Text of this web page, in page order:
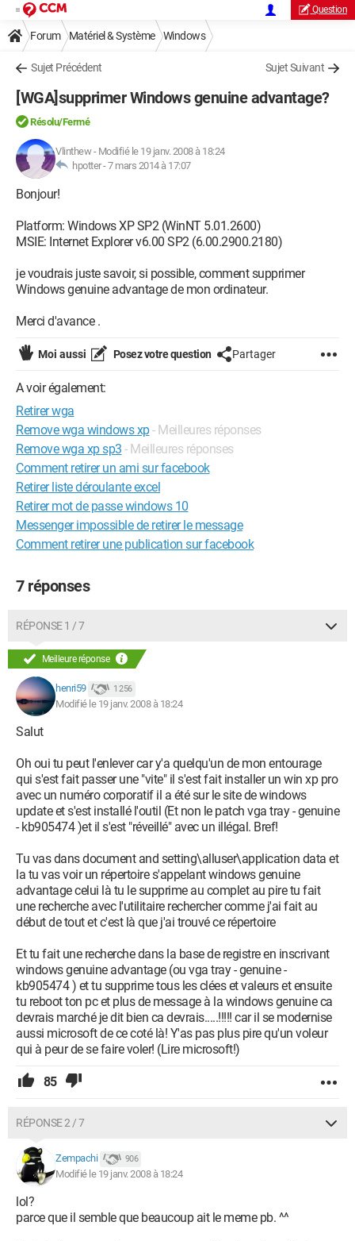
Question
Forum Matériel & Système Windows
Sujet Précédent Sujet Suivant
[WGA]supprimer Windows genuine advantage?
Résolu/Fermé
Vlinthew- Modifié le 19 janv. 2008 à 18:24
hpotter -7 mars 2014 à 17:07
Bonjour!
Platform: Windows XP SP2 (WinNT 5.01.2600)
MSIE: Internet Explorer v6.00 SP2 (6.00.2900.2180)
je voudrais juste savoir, si possible, comment supprimer
Windows genuine advantage de mon ordinateur.
Merci d'avance .
Moi aussi Posez votre question Partager
A voir également:
Retirer wga
Remove wga windows xp- Meilleures réponses
Remove wga xp sp3 - Meilleures réponses
Comment retirer un ami sur facebook
Retirer liste déroulante excel
Retirer mot de passe windows 10
Messenger impossible de retirer le message
Comment retirer une publication sur facebook
7 réponses
RÉPONSE 1 / 7
Meilleure réponse
henri59 1 256
Modifié le 19 janv. 2008 à 18:24
Salut
Oh oui tu peut l'enlever car y'a quelqu'un de mon entourage
qui s'est fait passer une "vite" il s'est fait installer un win xp pro
avec un numéro corporatif il a été sur le site de windows
update et s'est installé l'outil (Et non le patch vga tray - genuine
- kb905474 )et il s'est "réveillé" avec un illégal. Bref!
Tu vas dans document and setting\alluser\application data et
la tu vas voir un répertoire s'appelant windows genuine
advantage celui là tu le supprime au complet au pire tu fait
une recherche avec l'utilitaire rechercher comme j'ai fait au
début de tout et c'est là que j'ai trouvé ce répertoire
Et tu fait une recherche dans la base de registre en inscrivant
windows genuine advantage (ou vga tray - genuine -
kb905474 ) et tu supprime tous les clées et valeurs et ensuite
tu reboot ton pc et plus de message à la windows genuine ca
devrais marché je dit bien ca devrais.....!!!!! car il se modernise
aussi microsoft de ce coté là! Y'as pas plus pire qu'un voleur
qui à peur de se faire voler! (Lire microsoft!)
85
RÉPONSE 2 / 7
Zempachi 906
Modifié le 19 janv. 2008 à 18:24
lol?
parce que il semble que beaucoup ait le meme pb. ^^